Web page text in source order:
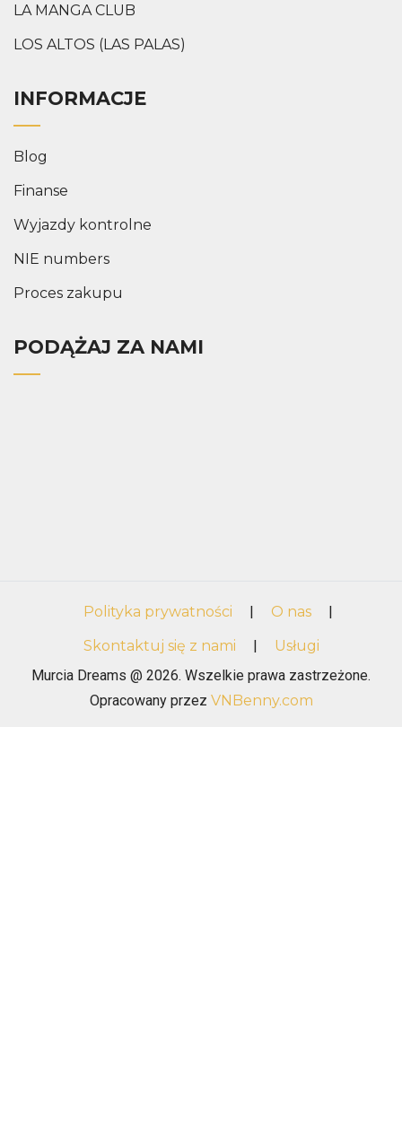
LA MANGA CLUB
LOS ALTOS (LAS PALAS)
INFORMACJE
Blog
Finanse
Wyjazdy kontrolne
NIE numbers
Proces zakupu
PODĄŻAJ ZA NAMI
Polityka prywatności | O nas
|
Skontaktuj się z nami
|
Usługi
Murcia Dreams @ 2026. Wszelkie prawa zastrzeżone.
Opracowany przez VNBenny.com